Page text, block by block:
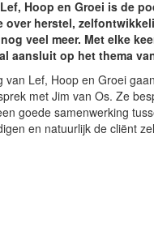
Lef, Hoop en Groei is de
over herstel,
veel meer. Met elke
aansluit op het thema
van Lef, Hoop en Groei
met Jim van Os. Ze
goede samenwerking
en natuurlijk de cliënt